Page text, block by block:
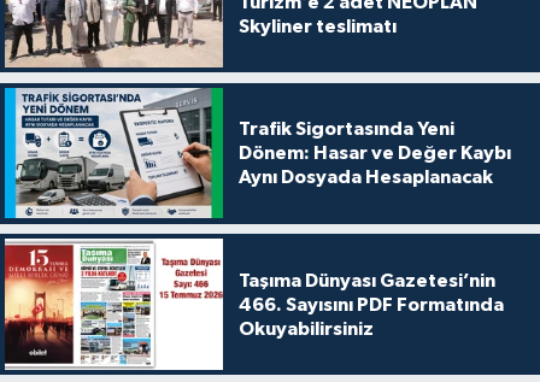
Skyliner teslimatı
Trafik Sigortasında Yeni
Dönem: Hasar ve Değer Kaybı
Aynı Dosyada Hesaplanacak
Taşıma Dünyası Gazetesi’nin
466. Sayısını PDF Formatında
Okuyabilirsiniz